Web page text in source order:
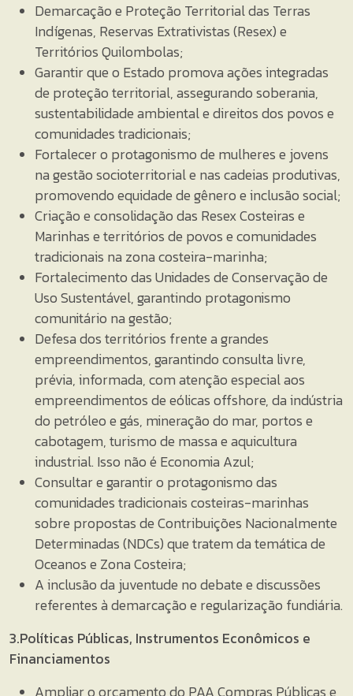
Demarcação e Proteção Territorial das Terras
Indígenas, Reservas Extrativistas (Resex) e
Territórios Quilombolas;
Garantir que o Estado promova ações integradas
de proteção territorial, assegurando soberania,
sustentabilidade ambiental e direitos dos povos e
comunidades tradicionais;
Fortalecer o protagonismo de mulheres e jovens
na gestão socioterritorial e nas cadeias produtivas,
promovendo equidade de gênero e inclusão social;
Criação e consolidação das Resex Costeiras e
Marinhas e territórios de povos e comunidades
tradicionais na zona costeira-marinha;
Fortalecimento das Unidades de Conservação de
Uso Sustentável, garantindo protagonismo
comunitário na gestão;
Defesa dos territórios frente a grandes
empreendimentos, garantindo consulta livre,
prévia, informada, com atenção especial aos
empreendimentos de eólicas offshore, da indústria
do petróleo e gás, mineração do mar, portos e
cabotagem, turismo de massa e aquicultura
industrial. Isso não é Economia Azul;
Consultar e garantir o protagonismo das
comunidades tradicionais costeiras-marinhas
sobre propostas de Contribuições Nacionalmente
Determinadas (NDCs) que tratem da temática de
Oceanos e Zona Costeira;
A inclusão da juventude no debate e discussões
referentes à demarcação e regularização fundiária.
3.Políticas Públicas, Instrumentos Econômicos e
Financiamentos